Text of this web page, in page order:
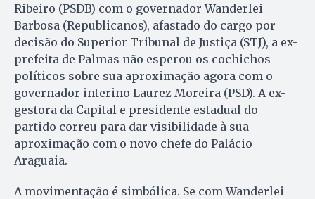
Ribeiro (PSDB) com o governador Wanderlei
Barbosa (Republicanos), afastado do cargo por
decisão do Superior Tribunal de Justiça (STJ), a ex-
prefeita de Palmas não esperou os cochichos
políticos sobre sua aproximação agora com o
governador interino Laurez Moreira (PSD). A ex-
gestora da Capital e presidente estadual do
partido correu para dar visibilidade à sua
aproximação com o novo chefe do Palácio
Araguaia.
A movimentação é simbólica. Se com Wanderlei